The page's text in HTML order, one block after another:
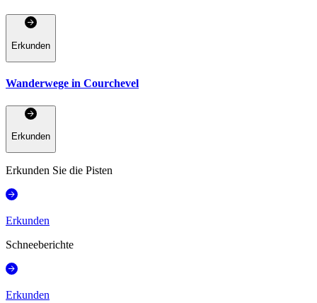
Erkunden
Wanderwege in Courchevel
Erkunden
Erkunden Sie die Pisten
Erkunden
Schneeberichte
Erkunden